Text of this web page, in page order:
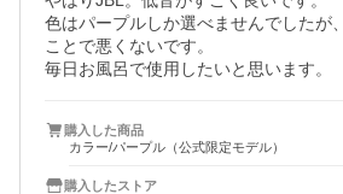
色はパープルしか選べませんでしたが
ことで悪くないです。
毎日お風呂で使用したいと思います。
購入した商品
カラー/パープル（公式限定モデル）
購入したストア